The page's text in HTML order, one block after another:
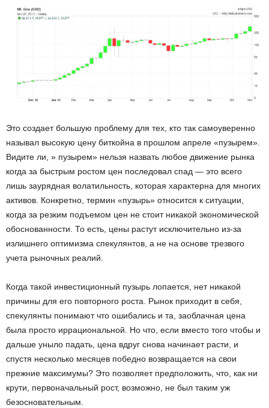
Это создает большую проблему для тех, кто так самоуверенно
называл высокую цену биткойна в прошлом апреле «пузырем».
Видите ли, » пузырем» нельзя назвать любое движение рынка
когда за быстрым ростом цен последовал спад — это всего
лишь заурядная волатильность, которая характерна для многих
активов. Конкретно, термин «пузырь» относится к ситуации,
когда за резким подъемом цен не стоит никакой экономической
обоснованности. То есть, цены растут исключительно из-за
излишнего оптимизма спекулянтов, а не на основе трезвого
учета рыночных реалий.
Когда такой инвестиционный пузырь лопается, нет никакой
причины для его повторного роста. Рынок приходит в себя,
спекулянты понимают что ошибались и та, заоблачная цена
была просто иррациональной. Но что, если вместо того чтобы и
дальше уныло падать, цена вдруг снова начинает расти, и
спустя несколько месяцев победно возвращается на свои
прежние максимумы? Это позволяет предположить, что, как ни
крути, первоначальный рост, возможно, не был таким уж
безосновательным.